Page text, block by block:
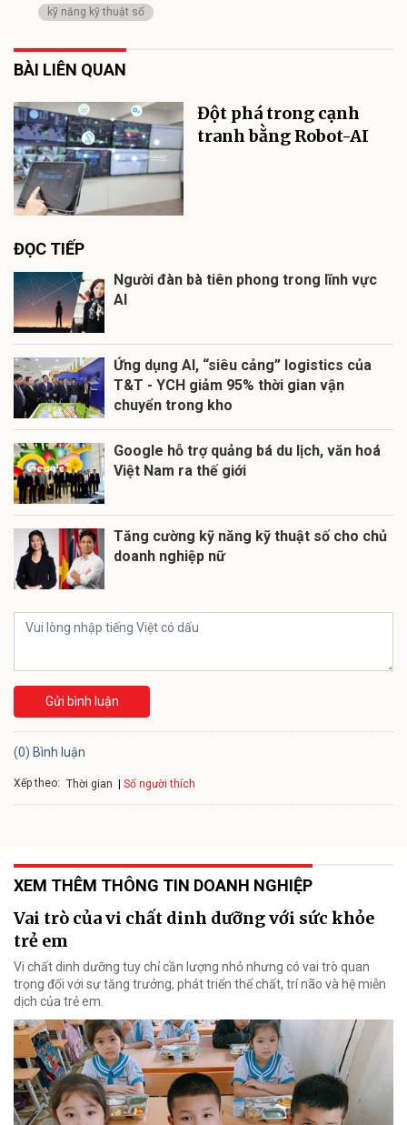
kỹ năng kỹ thuật số
BÀI LIÊN QUAN
Đột phá trong cạnh
tranh bằng Robot-AI
ĐỌC TIẾP
Người đàn bà tiên phong trong lĩnh vực
AI
Ứng dụng AI, “siêu cảng” logistics của
T&T - YCH giảm 95% thời gian vận
chuyển trong kho
Google hỗ trợ quảng bá du lịch, văn hoá
Việt Nam ra thế giới
Tăng cường kỹ năng kỹ thuật số cho chủ
doanh nghiệp nữ
Gửi bình luận
(0) Bình luận
Xếp theo: Thời gian Số người thích
XEM THÊM THÔNG TIN DOANH NGHIỆP
Vai trò của vi chất dinh dưỡng với sức khỏe
trẻ em
Vi chất dinh dưỡng tuy chỉ cần lượng nhỏ nhưng có vai trò quan
trọng đối với sự tăng trưởng, phát triển thể chất, trí não và hệ miễn
dịch của trẻ em.